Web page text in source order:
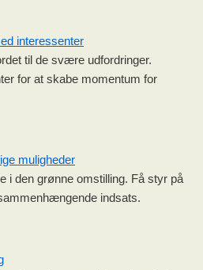
interessenter
til de svære udfordringer.
for at skabe momentum for
muligheder
i den grønne omstilling. Få styr på
indsats.